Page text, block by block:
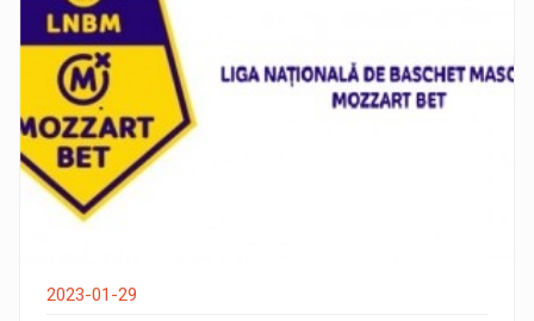
2023-01-29